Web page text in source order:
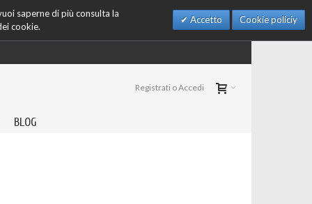
saperne di più consulta la
cookie.
Accetto Cookie policiy
Registrati o Accedi
BLOG